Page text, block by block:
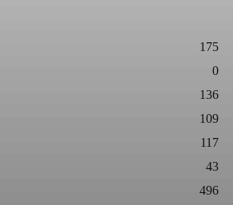
175
0
136
109
117
43
496